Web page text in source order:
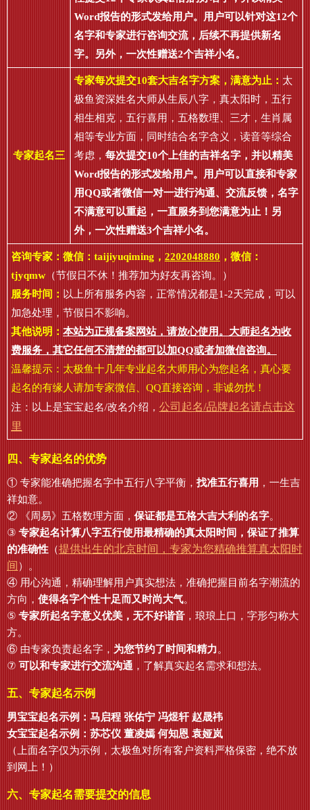
Word报告的形式发给用户。用户可以针对这12个
名字和专家进行咨询交流，后续不再提供新名
字。另外，一次性赠送2个吉祥小名。
专家起名三
专家每次提交10套大吉名字方案，满意为止： 太
极鱼资深姓名大师从生辰八字，真太阳时，五行
相生相克，五行喜用，五格数理、三才，生肖属
相等专业方面，同时结合名字含义，读音等综合
考虑， 每次提交10个上佳的吉祥名字，并以精美
Word报告的形式发给用户。用户可以直接和专家
用QQ或者微信一对一进行沟通、交流反馈，名字
不满意可以重起，一直服务到您满意为止！另
外，一次性赠送3个吉祥小名。
咨询专家：微信： taijiyuqiming ， 2202048880 ，微信：
tjyqmw （节假日不休！推荐加为好友再咨询。）
服务时间： 以上所有服务内容，正常情况都是1-2天完成，可以
加急处理，节假日不影响。
其他说明： 本站为正规备案网站，请放心使用。大师起名为收
费服务，其它任何不清楚的都可以加QQ或者加微信咨询。
温馨提示：太极鱼十几年专业起名大师用心为您起名，真心要
起名的有缘人请加专家微信、QQ直接咨询，非诚勿扰！
注：以上是宝宝起名/改名介绍， 公司起名/品牌起名请点击这
里
四、专家起名的优势
① 专家能准确把握名字中五行八字平衡， 找准五行喜用 ，一生吉
祥如意。
② 《周易》五格数理方面， 保证都是五格大吉大利的名字。
③ 专家起名计算八字五行使用最精确的真太阳时间，保证了推算
的准确性 （提供出生的北京时间，专家为您精确推算真太阳时
间 ）。
④ 用心沟通，精确理解用户真实想法，准确把握目前名字潮流的
方向， 使得名字个性十足而又时尚大气。
⑤ 专家所起名字意义优美，无不好谐音 ，琅琅上口，字形匀称大
方。
⑥ 由专家负责起名字， 为您节约了时间和精力。
⑦ 可以和专家进行交流沟通 ，了解真实起名需求和想法。
五、专家起名示例
男宝宝起名示例：马启程 张佑宁 冯煜轩 赵晟祎
女宝宝起名示例：苏芯仪 董凌嫣 何知恩 袁娅岚
（上面名字仅为示例，太极鱼对所有客户资料严格保密，绝不放
到网上！）
六、专家起名需要提交的信息